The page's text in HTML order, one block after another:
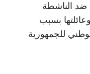
ضد الناشطة
بسبب
للجمهورية